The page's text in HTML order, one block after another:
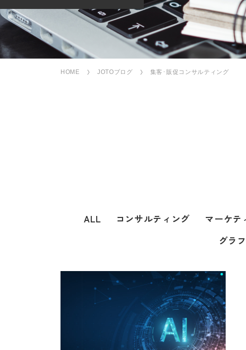
HOME JOTOブログ 集客･販促コンサルティング
ALL コンサルティング マーケテ
グラ